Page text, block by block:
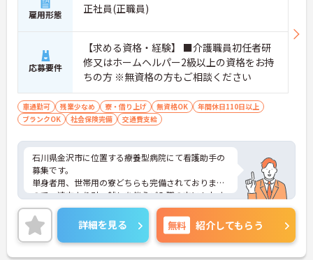
雇用形態 正社員(正職員)
応募要件
【求める資格・経験】 ■介護職員初任者研
修又はホームヘルパー2級以上の資格をお持
ちの方 ※無資格の方もご相談ください
車通勤可 残業少なめ 寮・借り上げ 無資格OK
年間休日110日以上
ブランクOK
社会保険完備 交通費支給
石川県金沢市に位置する療養型病院にて看護助手の
募集です。
単身者用、世帯用の寮どちらも完備されております
ので、遠方より引っ越しを伴うご入職の方にもおす
すめです！
ご興味をお持ちの方には詳細の情報や面接のポイン
トをお伝えしますのでお気軽にお問い合わせくださ
いませ。
詳細を見る 無料 紹介してもらう